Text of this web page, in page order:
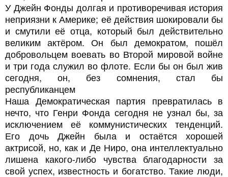
У Джейн Фонды долгая и противоречивая история
неприязни к Америке; её действия шокировали бы
и смутили её отца, который был действительно
великим актёром. Он был демократом, пошёл
добровольцем воевать во Второй мировой войне
и три года служил во флоте. Если бы он был жив
сегодня, он, без сомнения, стал бы
республиканцем
Наша Демократическая партия превратилась в
нечто, что Генри Фонда сегодня не узнал бы, за
исключением её коммунистических тенденций.
Его дочь Джейн была и остаётся хорошей
актрисой, но, как и Де Ниро, она интеллектуально
лишена какого-либо чувства благодарности за
свой успех, известность и богатство. Такие люди,